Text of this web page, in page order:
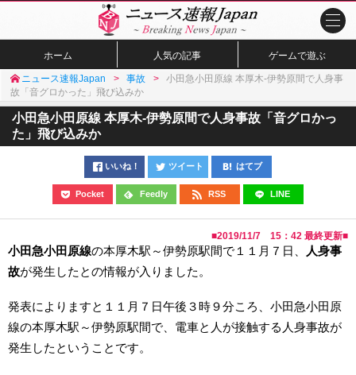
ホーム 人気の記事 ゲームで遊ぶ
ニュース速報Japan 事故
小田急小田原線 本厚木-伊勢原間で人身事
故「音グロかった」飛び込みか
小田急小田原線 本厚木-伊勢原間で人身事故「音グロかっ
た」飛び込みか
いいね！ ツイート はてブ
Pocket Feedly RSS LINE
■2019/11/7 15：42 最終更新■
小田急小田原線の本厚木駅～伊勢原駅間で１１月７日、
人身事
故が発生したとの情報が入りました。
発表によりますと１１月７日午後３時９分ころ、小田急小田原
線の本厚木駅～伊勢原駅間で、電車と人が接触する人身事故が
発生したということです。